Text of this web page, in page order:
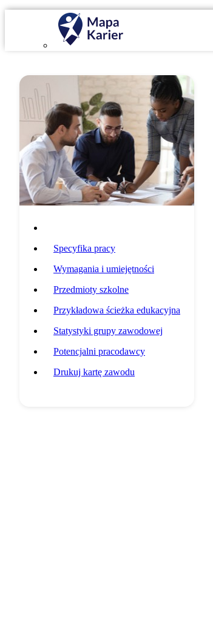
Specyfika pracy
Wymagania i umiejętności
Przedmioty szkolne
Przykładowa ścieżka edukacyjna
Statystyki grupy zawodowej
Potencjalni pracodawcy
Drukuj kartę zawodu